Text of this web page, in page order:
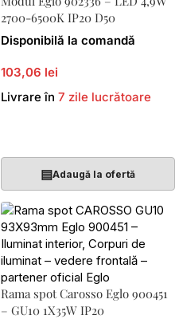
2700-6500K IP20 D50
Disponibilă la comandă
103,06 lei
Livrare în 7 zile lucrătoare
▤Adaugă la ofertă
Rama spot Carosso Eglo 900451
– GU10 1X35W IP20